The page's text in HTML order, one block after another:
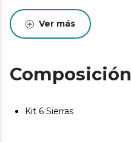
Ver más
Composición
Kit 6 Sierras